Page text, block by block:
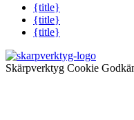
{title}
{title}
{title}
Skärpverktyg Cookie